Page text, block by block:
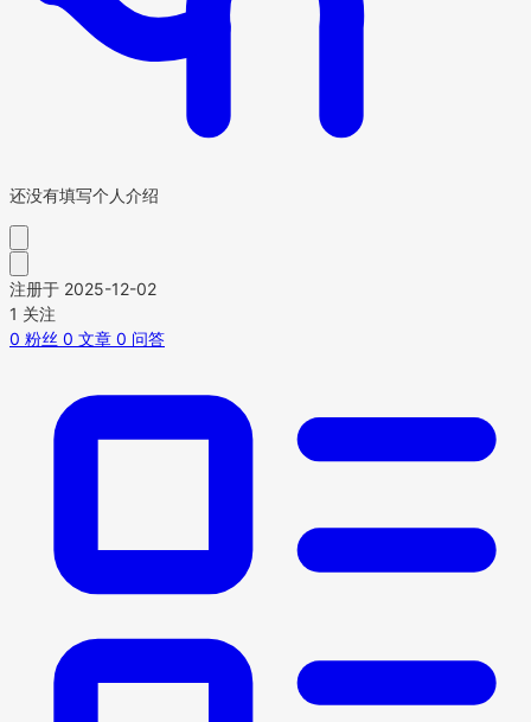
还没有填写个人介绍
注册于 2025-12-02
1 关注
0 粉丝 0 文章 0 问答